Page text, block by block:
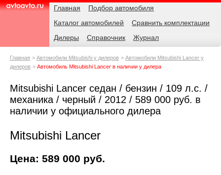
AvtoAvto.ru
Навигация Главная
Подбор автомобиля
Каталог автомобилей
Сравнить комплектации
Дилеры
Справочник Журнал
Родительские
Главная Автомобили Mitsubishi у дилеров
Автомобили Mitsubishi Lancer у
дилеров
Автомобиль Mitsubishi Lancer в наличии у дилера
Mitsubishi Lancer седан / бензин / 109 л.с. /
механика / черный / 2012 / 589 000 руб. в
наличии у официального дилера
Mitsubishi Lancer
Цена: 589 000 руб.